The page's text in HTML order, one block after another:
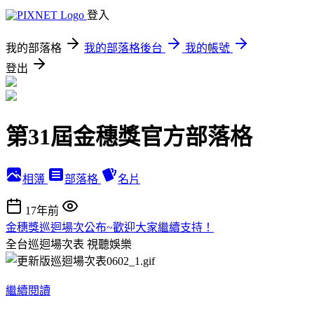
登入
我的部落格 我的部落格後台
我的帳號
登出
第31屆金穗獎官方部落格
相簿 部落格 名片
17年前
金穗獎巡迴場次公布~歡迎大家繼續支持！
全台巡迴場次表 視聽娛樂
繼續閱讀